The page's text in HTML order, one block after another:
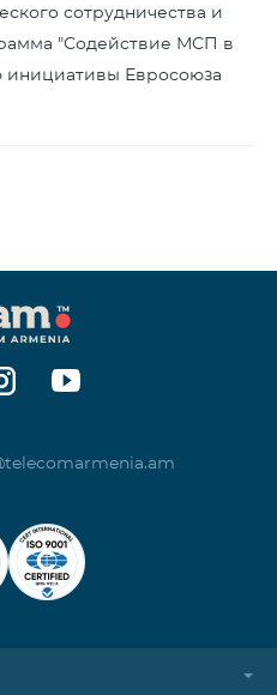
сотрудничества и
"Содействие МСП в
инициативы Евросоюза